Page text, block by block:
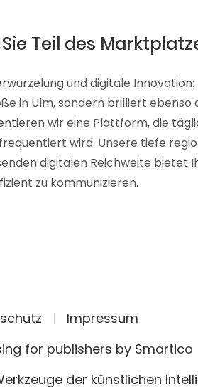
Teil des
und digitale
in Ulm, sondern brilliert ebenso
wir eine Plattform, die
wird. Unsere tiefe
digitalen Reichweite bietet
zu kommunizieren.
|
Impressum
for publishers by Smartico
der künstlichen